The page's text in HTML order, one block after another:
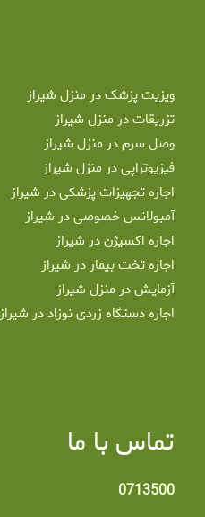
ویزیت پزشک در منزل شیراز
تزریقات در منزل شیراز
وصل سرم در منزل شیراز
فیزیوتراپی در منزل شیراز
اجاره تجهیزات پزشکی در شیراز
آمبولانس خصوصی در شیراز
اجاره اکسیژن در شیراز
اجاره تخت بیمار در شیراز
آزمایش در منزل شیراز
اجاره دستگاه زردی نوزاد در شیراز
تماس با ما
0713500